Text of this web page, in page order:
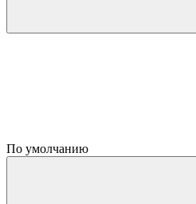
По умолчанию